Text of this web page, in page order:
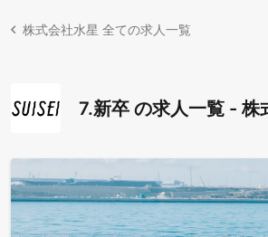
株式会社水星 全ての求人一覧
7.新卒 の求人一覧 - 株